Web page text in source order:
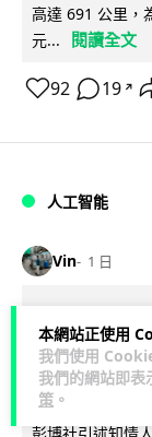
本網站正使用
我們使用
我們的網站即表
策 。
高達 691 公里，
元...
閱讀全文
92 19 ↗
人工智能
Vin 1 日
據報中國
反制